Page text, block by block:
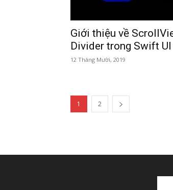
Giới thiệu về
Divider trong Swift
12 Tháng Mười, 2019
1 2